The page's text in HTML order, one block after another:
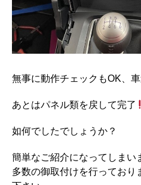
無事に動作チェックもOK、
あとはパネル類を戻して完了
如何でしたでしょうか？
簡単なご紹介になってしまい
多数の御取付けを行っており